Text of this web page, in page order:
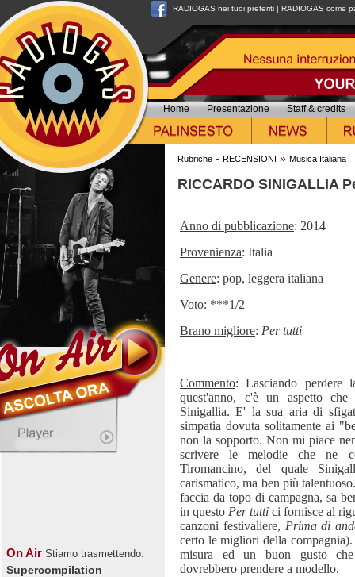
RADIOGAS nei tuoi preferiti | RADIOGAS come
Home Presentazione Staff & credits
On Air Stiamo trasmettendo:
Supercompilation
Rubriche - RECENSIONI » Musica Italiana
RICCARDO SINIGALLIA
Anno di pubblicazione: 2014
Provenienza: Italia
Genere: pop, leggera italiana
Voto: ***1/2
Brano migliore: Per tutti
Commento: Lasciando perdere
quest'anno, c'è un aspetto
Sinigallia. E' la sua aria di
simpatia dovuta solitamente ai
non la sopporto. Non mi piace
scrivere le melodie che ne
Tiromancino, del quale
carismatico, ma ben più
faccia da topo di campagna, sa
in questo Per tutti ci fornisce al
canzoni festivaliere, Prima di
certo le migliori della
misura ed un buon gusto
dovrebbero prendere a modello.